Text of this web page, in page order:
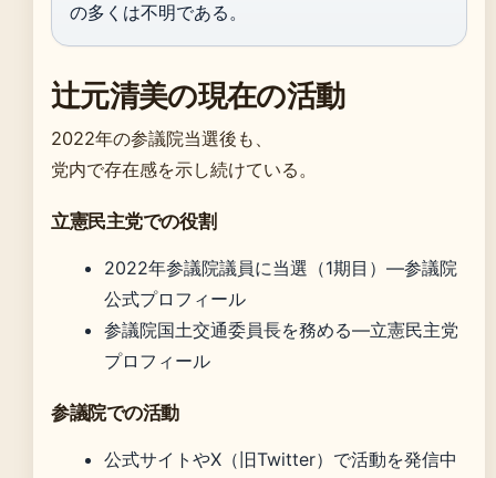
の多くは不明である。
辻元清美の現在の活動
2022年の参議院当選後も、
党内で存在感を示し続けている。
立憲民主党での役割
2022年参議院議員に当選（1期目）—参議院
公式プロフィール
参議院国土交通委員長を務める—立憲民主党
プロフィール
参議院での活動
公式サイトやX（旧Twitter）で活動を発信中